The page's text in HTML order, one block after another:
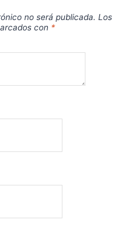
no será publicada. Los
con *